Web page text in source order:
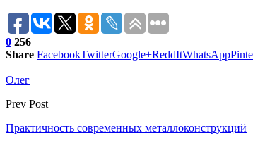
0 256
Share FacebookTwitterGoogle+ReddItWhatsApp
Олег
Prev Post
Практичность современных металлоконструкций